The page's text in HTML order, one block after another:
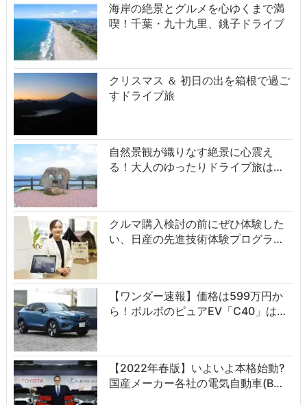
海岸の絶景とグルメを心ゆくまで満
喫！千葉・九十九里、銚子ドライブ
クリスマス ＆ 初日の出を箱根で過ご
すドライブ旅
自然景観が織りなす絶景に心震え
る！大人のゆったりドライブ旅は…
クルマ購入検討の前にぜひ体験した
い、日産の先進技術体験プログラ…
【ワンダー速報】価格は599万円か
ら！ボルボのピュアEV「C40」は…
【2022年春版】いよいよ本格始動?
国産メーカー各社の電気自動車(B…